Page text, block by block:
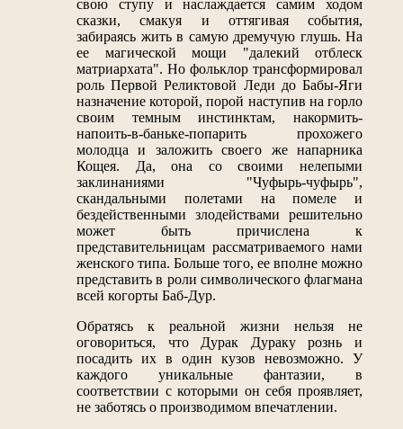
свою ступу и наслаждается самим ходом
сказки, смакуя и оттягивая события,
забираясь жить в самую дремучую глушь. На
ее магической мощи "далекий отблеск
матриархата". Но фольклор трансформировал
роль Первой Реликтовой Леди до Бабы-Яги
назначение которой, порой наступив на горло
своим темным инстинктам, накормить-
напоить-в-баньке-попарить прохожего
молодца и заложить своего же напарника
Кощея. Да, она со своими нелепыми
заклинаниями "Чуфырь-чуфырь",
скандальными полетами на помеле и
бездейственными злодействами решительно
может быть причислена к
представительницам рассматриваемого нами
женского типа. Больше того, ее вполне можно
представить в роли символического флагмана
всей когорты Баб-Дур.
Обратясь к реальной жизни нельзя не
оговориться, что Дурак Дураку рознь и
посадить их в один кузов невозможно. У
каждого уникальные фантазии, в
соответствии с которыми он себя проявляет,
не заботясь о производимом впечатлении.